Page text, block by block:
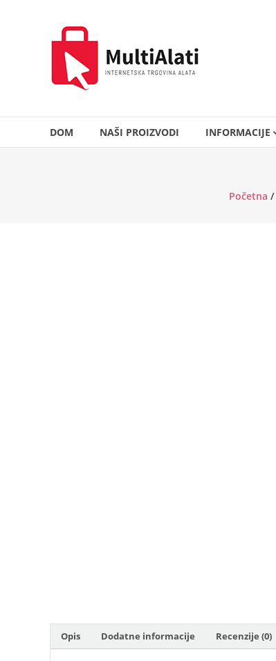
MultiAlati
Internetska
trgovina
alata
DOM NAŠI PROIZVODI INFORMACIJE
Početna /
Opis Dodatne informacije Recenzije (0)